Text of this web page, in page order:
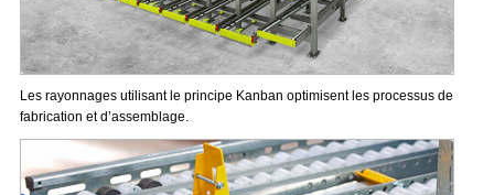
Les rayonnages utilisant le principe Kanban optimisent les processus de
fabrication et d’assemblage.